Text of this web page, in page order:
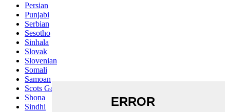
Persian
Punjabi
Serbian
Sesotho
Sinhala
Slovak
Slovenian
Somali
Samoan
Scots Gaelic
Shona
Sindhi